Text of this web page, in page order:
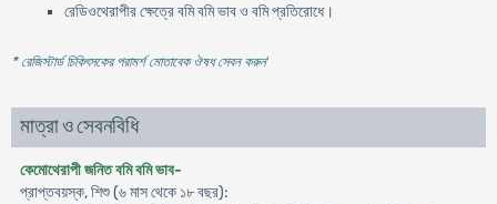
রেডিওথেরাপীর ক্ষেত্রে বমি বমি ভাব ও বমি প্রতিরােধে।
* রেজিস্টার্ড চিকিৎসকের পরামর্শ মোতাবেক ঔষধ সেবন করুন'
মাত্রা ও সেবনবিধি
কেমােথেরাপী জনিত বমি বমি ভাব-
প্রাপ্তবয়স্ক, শিশু (৬ মাস থেকে ১৮ বছর):